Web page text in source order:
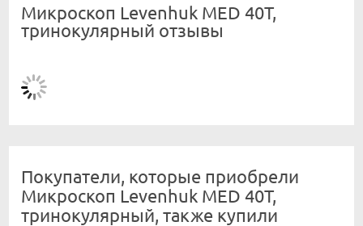
Микроскоп Levenhuk MED 40T,
тринокулярный отзывы
Покупатели, которые приобрели
Микроскоп Levenhuk MED 40T,
тринокулярный, также купили